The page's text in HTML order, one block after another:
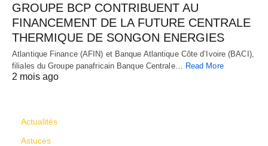
GROUPE BCP CONTRIBUENT AU
FINANCEMENT DE LA FUTURE CENTRALE
THERMIQUE DE SONGON ENERGIES
Atlantique Finance (AFIN) et Banque Atlantique Côte d’Ivoire (BACI),
filiales du Groupe panafricain Banque Centrale… Read More
2 mois ago
Actualités
Astuces